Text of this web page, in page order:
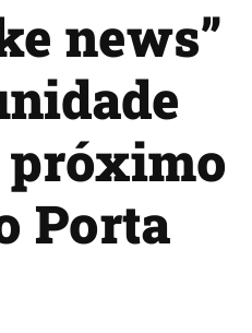
news”
próximo
Porta